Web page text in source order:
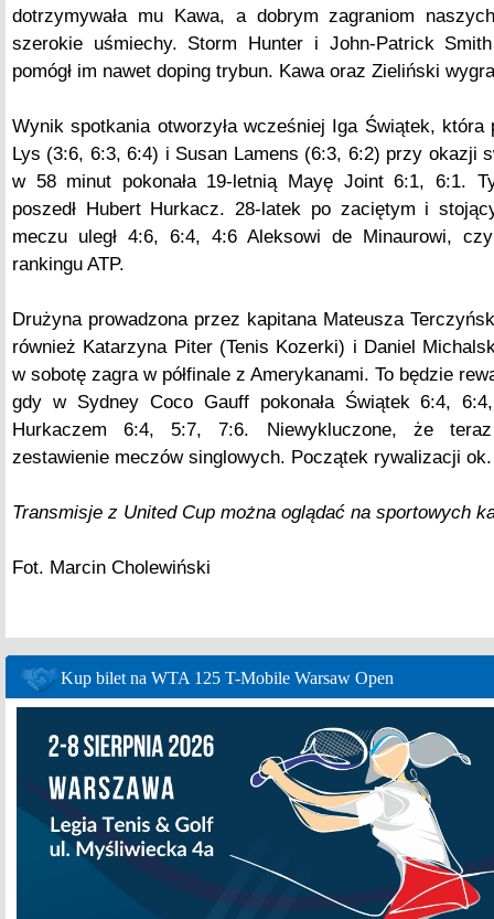
dotrzymywała mu Kawa, a dobrym zagraniom
szerokie uśmiechy. Storm Hunter i John-Patrick
pomógł im nawet doping trybun. Kawa oraz Zieliński
Wynik spotkania otworzyła wcześniej Iga Świątek,
Lys (3:6, 6:3, 6:4) i Susan Lamens (6:3, 6:2) przy okazji
w 58 minut pokonała 19-letnią Mayę Joint 6:1, 6:1.
poszedł Hubert Hurkacz. 28-latek po zaciętym i
meczu uległ 4:6, 6:4, 4:6 Aleksowi de Minaurowi,
rankingu ATP.
Drużyna prowadzona przez kapitana Mateusza
również Katarzyna Piter (Tenis Kozerki) i Daniel
w sobotę zagra w półfinale z Amerykanami. To będzie
gdy w Sydney Coco Gauff pokonała Świątek 6:4,
Hurkaczem 6:4, 5:7, 7:6. Niewykluczone, że
zestawienie meczów singlowych. Początek rywalizacji
Transmisje z United Cup można oglądać na sportowych
Fot. Marcin Cholewiński
Kup bilet na WTA 125 T-Mobile Warsaw Open